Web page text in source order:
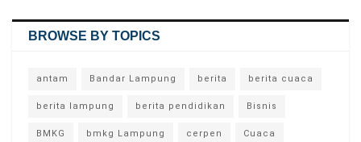
BROWSE BY TOPICS
antam Bandar Lampung berita berita cuaca
berita lampung berita pendidikan Bisnis
BMKG bmkg Lampung cerpen Cuaca